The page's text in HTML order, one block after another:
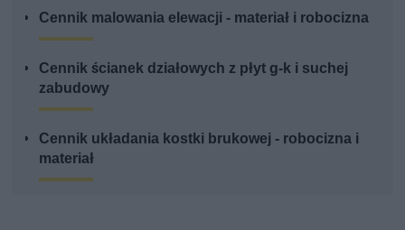
Cennik malowania elewacji - materiał i robocizna
Cennik ścianek działowych z płyt g-k i suchej
zabudowy
Cennik układania kostki brukowej - robocizna i
materiał